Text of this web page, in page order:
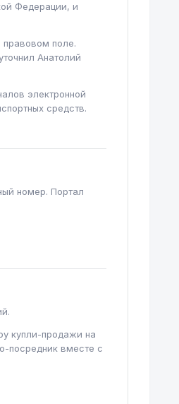
Федерации, и
поле.
Анатолий
электронной
средств.
номер. Портал
купли-продажи на
посредник вместе с